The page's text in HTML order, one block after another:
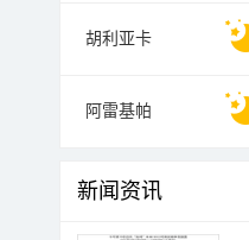
胡利亚卡
阿雷基帕
新闻资讯